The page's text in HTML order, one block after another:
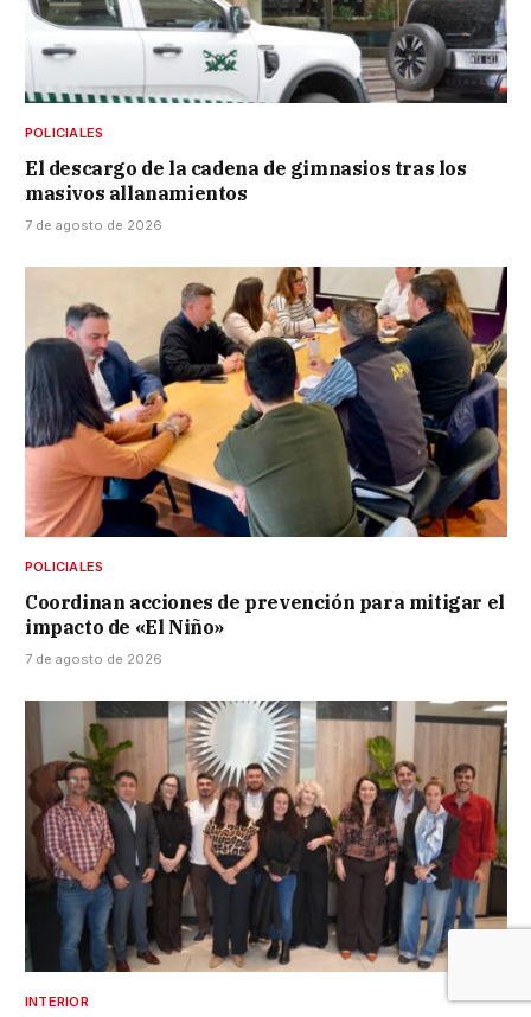
POLICIALES
El descargo de la cadena de gimnasios tras los
masivos allanamientos
7 de agosto de 2026
POLICIALES
Coordinan acciones de prevención para mitigar el
impacto de «El Niño»
7 de agosto de 2026
INTERIOR